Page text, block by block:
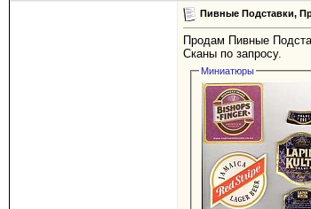
Пивные Подставки,
Продам Пивные
Сканы по запросу.
Миниатюры